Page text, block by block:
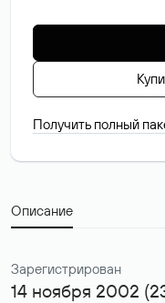
Получить полный
Описание
Зарегистрирован
14 ноября 2002